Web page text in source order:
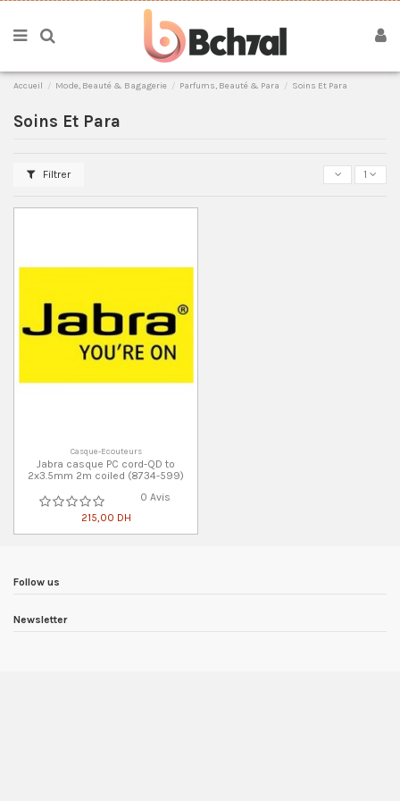
Accueil Mode, Beauté & Bagagerie Parfums, Beauté & Para Soins Et Para
Soins Et Para
Filtrer 1
Casque-Ecouteurs
Jabra casque PC cord-QD to
2x3.5mm 2m coiled (8734-599)
0 Avis
215,00 DH
Follow us
Newsletter